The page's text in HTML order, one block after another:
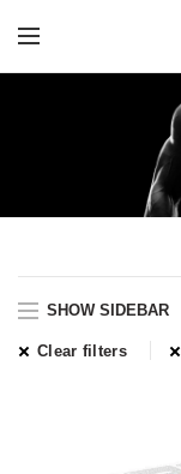
SHOW SIDEBAR
Clear filters